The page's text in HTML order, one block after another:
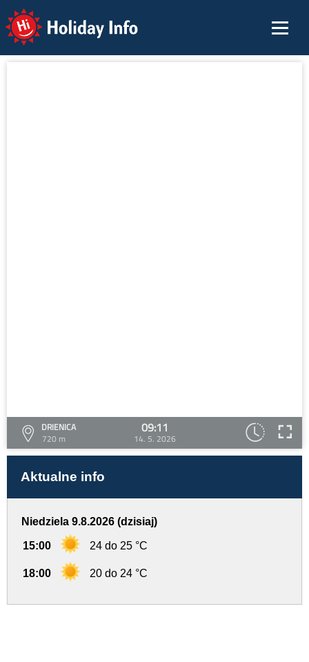
Holiday Info
DRIENICA
720 m
09:11
14. 5. 2026
Aktualne info
Niedziela 9.8.2026 (dzisiaj)
15:00 24 do 25 °C
18:00 20 do 24 °C